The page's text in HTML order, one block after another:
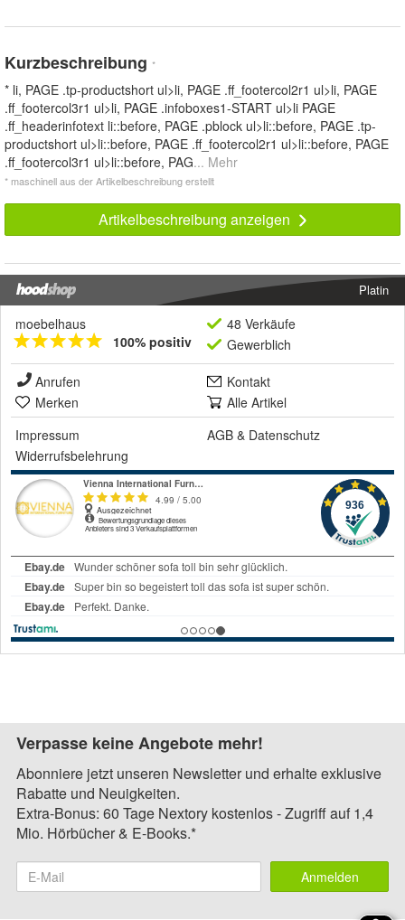
Kurzbeschreibung *
* li, PAGE .tp-productshort ul>li, PAGE .ff_footercol2r1 ul>li, PAGE
.ff_footercol3r1 ul>li, PAGE .infoboxes1-START ul>li PAGE
.ff_headerinfotext li::before, PAGE .pblock ul>li::before, PAGE .tp-
productshort ul>li::before, PAGE .ff_footercol2r1 ul>li::before, PAGE
.ff_footercol3r1 ul>li::before, PAG... Mehr
* maschinell aus der Artikelbeschreibung erstellt
Artikelbeschreibung anzeigen
Platin
moebelhaus
100% positiv
48 Verkäufe
Gewerblich
Anrufen
Kontakt
Merken
Alle Artikel
Impressum
AGB & Datenschutz
Widerrufsbelehrung
Verpasse keine Angebote mehr!
Abonniere jetzt unseren Newsletter und erhalte exklusive
Rabatte und Neuigkeiten.
Extra-Bonus: 60 Tage Nextory kostenlos - Zugriff auf 1,4
Mio. Hörbücher & E-Books.*
Anmelden